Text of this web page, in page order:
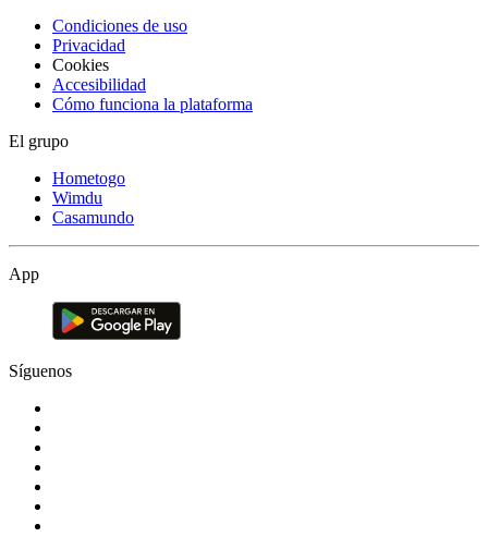
Condiciones de uso
Privacidad
Cookies
Accesibilidad
Cómo funciona la plataforma
El grupo
Hometogo
Wimdu
Casamundo
App
Síguenos